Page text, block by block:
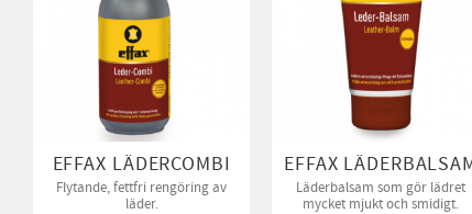
EFFAX LÄDERCOMBI
Flytande, fettfri rengöring av
läder.
EFFAX
Läderbalsam som gör lädret
mycket mjukt och smidigt.